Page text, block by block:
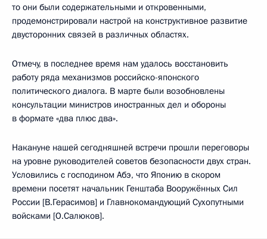
то они были содержательными и откровенными,
продемонстрировали настрой на конструктивное развитие
двусторонних связей в различных областях.
Отмечу, в последнее время нам удалось восстановить
работу ряда механизмов российско-японского
политического диалога. В марте были возобновлены
консультации министров иностранных дел и обороны
в формате «два плюс два».
Накануне нашей сегодняшней встречи прошли переговоры
на уровне руководителей советов безопасности двух стран.
Условились с господином Абэ, что Японию в скором
времени посетят начальник Генштаба Вооружённых Сил
России [В.Герасимов] и Главнокомандующий Сухопутными
войсками [О.Салюков].